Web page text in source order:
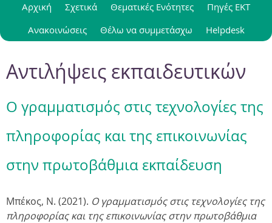
Αρχική Σχετικά Θεματικές Ενότητες
Πηγές ΕΚΤ
Ανακοινώσεις
Θέλω να συμμετάσχω Helpdesk
Αντιλήψεις εκπαιδευτικών
Ο γραμματισμός στις τεχνολογίες της
πληροφορίας και της επικοινωνίας
στην πρωτοβάθμια εκπαίδευση
Μπέκος, Ν. (2021). Ο γραμματισμός στις τεχνολογίες της
πληροφορίας και της επικοινωνίας στην πρωτοβάθμια